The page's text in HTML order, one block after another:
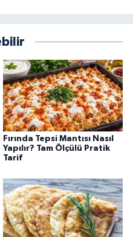
Fırında Tepsi Mantısı Nasıl
Yapılır? Tam Ölçülü Pratik
Tarif